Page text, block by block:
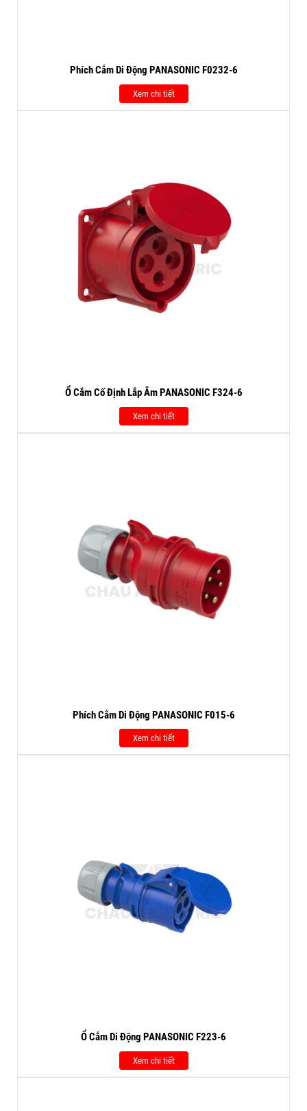
Phích Cắm Di Động PANASONIC F0232-6
Xem chi tiết
Ổ Cắm Cố Định Lắp Âm PANASONIC F324-6
Xem chi tiết
Phích Cắm Di Động PANASONIC F015-6
Xem chi tiết
Ổ Cắm Di Động PANASONIC F223-6
Xem chi tiết